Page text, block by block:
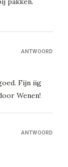
Fijn iig
Wenen!
ANTWOORD
ANTWOORD